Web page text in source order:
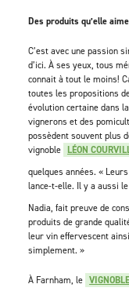
Des produits qu’elle
C’est avec une passion
d’ici. À ses yeux, tous
connait à tout le moins!
toutes les propositions
évolution certaine dans
vignerons et des
possèdent souvent plus
vignoble LÉON
quelques années. «
lance-t-elle. Il y a aussi le
Nadia, fait preuve de
produits de grande
leur vin effervescent
simplement. »
À Farnham, le